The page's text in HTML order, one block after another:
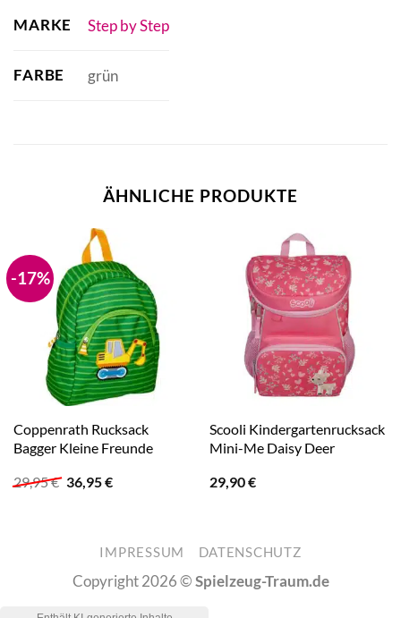
MARKE Step by Step
FARBE grün
ÄHNLICHE PRODUKTE
-17%
Coppenrath Rucksack
Bagger Kleine Freunde
29,95€ Ursprünglicher
Preis
36,95€Aktueller
Scooli Kindergartenrucksack
Mini-Me Daisy Deer
29,90€
IMPRESSUM DATENSCHUTZ
Copyright 2026 ©Spielzeug-Traum.de